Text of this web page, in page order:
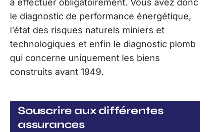
à effectuer obligatoirement. Vous avez donc
le diagnostic de performance énergétique,
l’état des risques naturels miniers et
technologiques et enfin le diagnostic plomb
qui concerne uniquement les biens
construits avant 1949.
Souscrire aux différentes
assurances